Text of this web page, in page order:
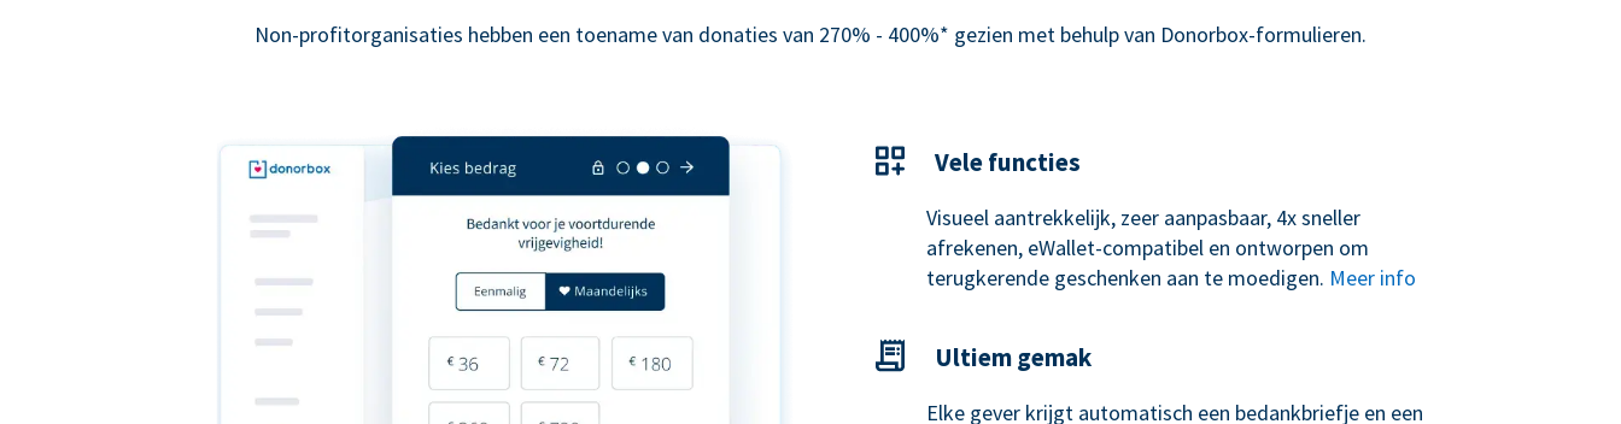
Non-profitorganisaties hebben een toename van donaties van 270% - 400%* gezien met behulp van Donorbox-formulieren.
Vele functies
Visueel aantrekkelijk, zeer aanpasbaar, 4x sneller
afrekenen, eWallet-compatibel en ontworpen om
terugkerende geschenken aan te moedigen. Meer info
Ultiem gemak
Elke gever krijgt automatisch een bedankbriefje en een